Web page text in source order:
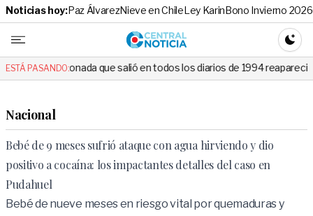
Noticias hoy:Paz ÁlvarezNieve en ChileLey KarinBono Invierno 2026
Central
ESTÁ PASANDO:
que salió en todos los diarios de 1994 reapareció e hizo llorar a
Nacional
Bebé de 9 meses sufrió ataque con agua hirviendo y dio
positivo a cocaína: los impactantes detalles del caso en
Pudahuel
Bebé de nueve meses en riesgo vital por quemaduras y